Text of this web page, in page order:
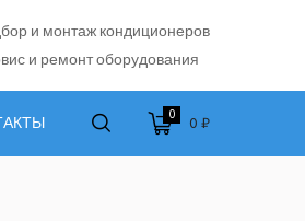
и монтаж кондиционеров
и ремонт оборудования
0 0 ₽